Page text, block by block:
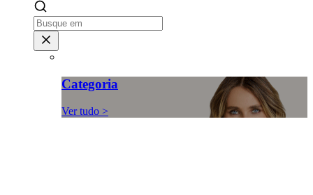
Categoria
Ver tudo >